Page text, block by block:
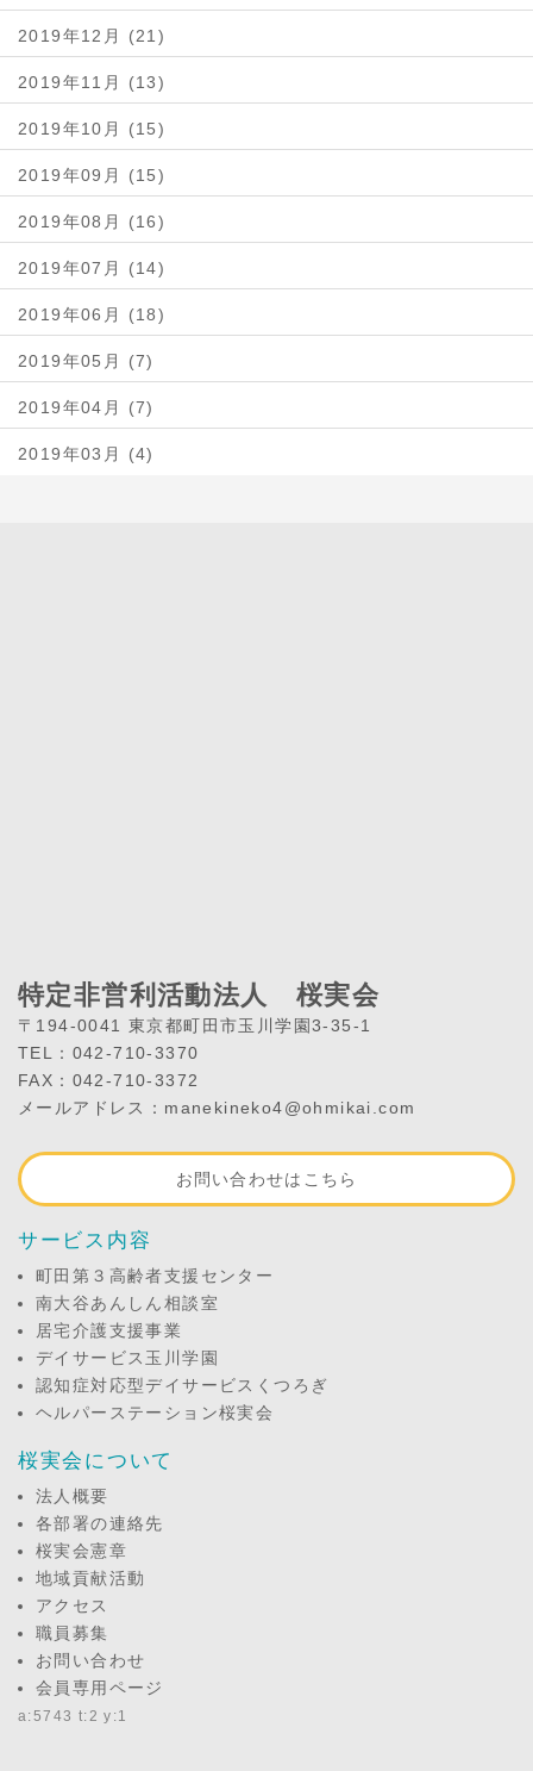
2019年12月 (21)
2019年11月 (13)
2019年10月 (15)
2019年09月 (15)
2019年08月 (16)
2019年07月 (14)
2019年06月 (18)
2019年05月 (7)
2019年04月 (7)
2019年03月 (4)
特定非営利活動法人 桜実会
〒194-0041 東京都町田市玉川学園3-35-1
TEL：042-710-3370
FAX：042-710-3372
メールアドレス：manekineko4@ohmikai.com
お問い合わせはこちら
サービス内容
町田第３高齢者支援センター
南大谷あんしん相談室
居宅介護支援事業
デイサービス玉川学園
認知症対応型デイサービスくつろぎ
ヘルパーステーション桜実会
桜実会について
法人概要
各部署の連絡先
桜実会憲章
地域貢献活動
アクセス
職員募集
お問い合わせ
会員専用ページ
a:5743 t:2 y:1